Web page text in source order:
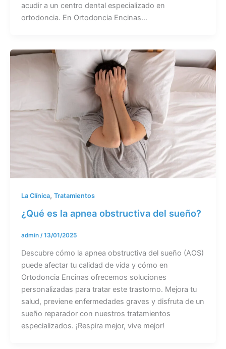
acudir a un centro dental especializado en
ortodoncia. En Ortodoncia Encinas…
La Clínica, Tratamientos
¿Qué es la apnea obstructiva del sueño?
admin /13/01/2025
Descubre cómo la apnea obstructiva del sueño (AOS)
puede afectar tu calidad de vida y cómo en
Ortodoncia Encinas ofrecemos soluciones
personalizadas para tratar este trastorno. Mejora tu
salud, previene enfermedades graves y disfruta de un
sueño reparador con nuestros tratamientos
especializados. ¡Respira mejor, vive mejor!